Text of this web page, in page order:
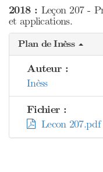
2018 : Leçon 207 -
et applications.
Plan de Inèss
Auteur :
Inèss
Fichier :
Lecon 207.pdf